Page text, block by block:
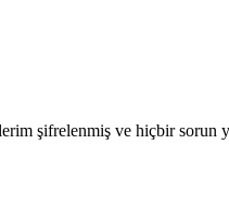
şifrelenmiş ve hiçbir sorun